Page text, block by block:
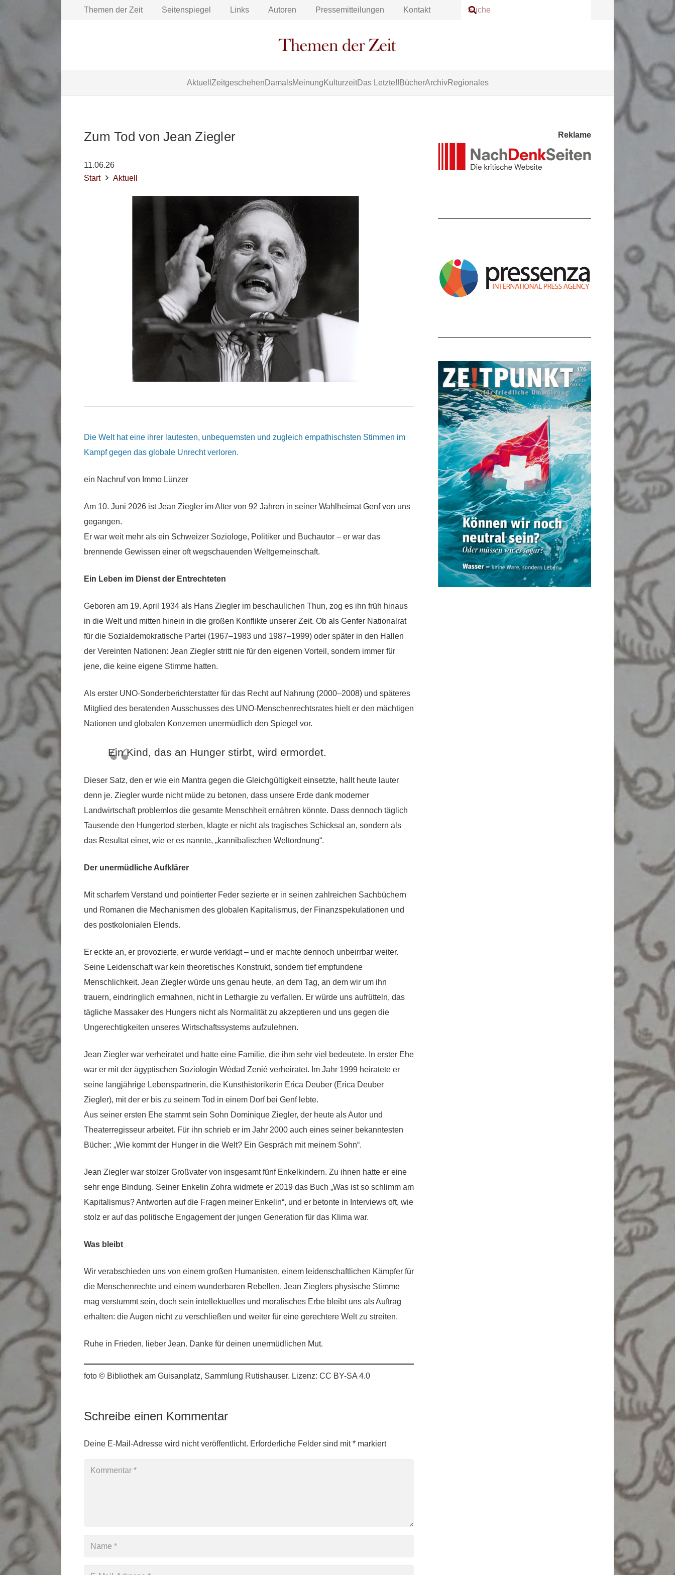
Themen der Zeit Seitenspiegel Links Autoren Pressemitteilungen Kontakt
Aktuell Zeitgeschehen DamalsMeinung KulturzeitDas Letzte!! BücherArchivRegionales
Zum Tod von Jean Ziegler
11.06.26
Start
Aktuell
Die Welt hat eine ihrer lautesten, unbequemsten und zugleich empathischsten Stimmen im
Kampf gegen das globale Unrecht verloren.
ein Nachruf von Immo Lünzer
Am 10. Juni 2026 ist Jean Ziegler im Alter von 92 Jahren in seiner Wahlheimat Genf von uns
gegangen.
Er war weit mehr als ein Schweizer Soziologe, Politiker und Buchautor – er war das
brennende Gewissen einer oft wegschauenden Weltgemeinschaft.
Ein Leben im Dienst der Entrechteten
Geboren am 19. April 1934 als Hans Ziegler im beschaulichen Thun, zog es ihn früh hinaus
in die Welt und mitten hinein in die großen Konflikte unserer Zeit. Ob als Genfer Nationalrat
für die Sozialdemokratische Partei (1967–1983 und 1987–1999) oder später in den Hallen
der Vereinten Nationen: Jean Ziegler stritt nie für den eigenen Vorteil, sondern immer für
jene, die keine eigene Stimme hatten.
Als erster UNO-Sonderberichterstatter für das Recht auf Nahrung (2000–2008) und späteres
Mitglied des beratenden Ausschusses des UNO-Menschenrechtsrates hielt er den mächtigen
Nationen und globalen Konzernen unermüdlich den Spiegel vor.
Ein Kind, das an Hunger stirbt, wird ermordet.
Dieser Satz, den er wie ein Mantra gegen die Gleichgültigkeit einsetzte, hallt heute lauter
denn je. Ziegler wurde nicht müde zu betonen, dass unsere Erde dank moderner
Landwirtschaft problemlos die gesamte Menschheit ernähren könnte. Dass dennoch täglich
Tausende den Hungertod sterben, klagte er nicht als tragisches Schicksal an, sondern als
das Resultat einer, wie er es nannte, „kannibalischen Weltordnung“.
Der unermüdliche Aufklärer
Mit scharfem Verstand und pointierter Feder sezierte er in seinen zahlreichen Sachbüchern
und Romanen die Mechanismen des globalen Kapitalismus, der Finanzspekulationen und
des postkolonialen Elends.
Er eckte an, er provozierte, er wurde verklagt – und er machte dennoch unbeirrbar weiter.
Seine Leidenschaft war kein theoretisches Konstrukt, sondern tief empfundene
Menschlichkeit. Jean Ziegler würde uns genau heute, an dem Tag, an dem wir um ihn
trauern, eindringlich ermahnen, nicht in Lethargie zu verfallen. Er würde uns aufrütteln, das
tägliche Massaker des Hungers nicht als Normalität zu akzeptieren und uns gegen die
Ungerechtigkeiten unseres Wirtschaftssystems aufzulehnen.
Jean Ziegler war verheiratet und hatte eine Familie, die ihm sehr viel bedeutete. In erster Ehe
war er mit der ägyptischen Soziologin Wédad Zenié verheiratet. Im Jahr 1999 heiratete er
seine langjährige Lebenspartnerin, die Kunsthistorikerin Erica Deuber (Erica Deuber
Ziegler), mit der er bis zu seinem Tod in einem Dorf bei Genf lebte.
Aus seiner ersten Ehe stammt sein Sohn Dominique Ziegler, der heute als Autor und
Theaterregisseur arbeitet. Für ihn schrieb er im Jahr 2000 auch eines seiner bekanntesten
Bücher: „Wie kommt der Hunger in die Welt? Ein Gespräch mit meinem Sohn“.
Jean Ziegler war stolzer Großvater von insgesamt fünf Enkelkindern. Zu ihnen hatte er eine
sehr enge Bindung. Seiner Enkelin Zohra widmete er 2019 das Buch „Was ist so schlimm am
Kapitalismus? Antworten auf die Fragen meiner Enkelin“, und er betonte in Interviews oft, wie
stolz er auf das politische Engagement der jungen Generation für das Klima war.
Was bleibt
Wir verabschieden uns von einem großen Humanisten, einem leidenschaftlichen Kämpfer für
die Menschenrechte und einem wunderbaren Rebellen. Jean Zieglers physische Stimme
mag verstummt sein, doch sein intellektuelles und moralisches Erbe bleibt uns als Auftrag
erhalten: die Augen nicht zu verschließen und weiter für eine gerechtere Welt zu streiten.
Ruhe in Frieden, lieber Jean. Danke für deinen unermüdlichen Mut.
foto © Bibliothek am Guisanplatz, Sammlung Rutishauser. Lizenz: CC BY-SA 4.0
Schreibe einen Kommentar
Deine E-Mail-Adresse wird nicht veröffentlicht. Erforderliche Felder sind mit* markiert
Reklame